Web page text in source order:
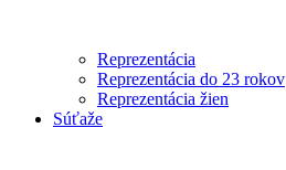
Reprezentácia
Reprezentácia do 23 rokov
Reprezentácia žien
Súťaže